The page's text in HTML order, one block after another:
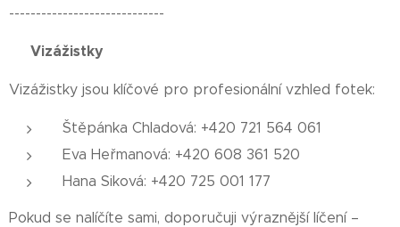
-----------------------------
Vizážistky
Vizážistky jsou klíčové pro profesionální vzhled fotek:
Štěpánka Chladová: +420 721 564 061
Eva Heřmanová: +420 608 361 520
Hana Siková: +420 725 001 177
Pokud se nalíčíte sami, doporučuji výraznější líčení –